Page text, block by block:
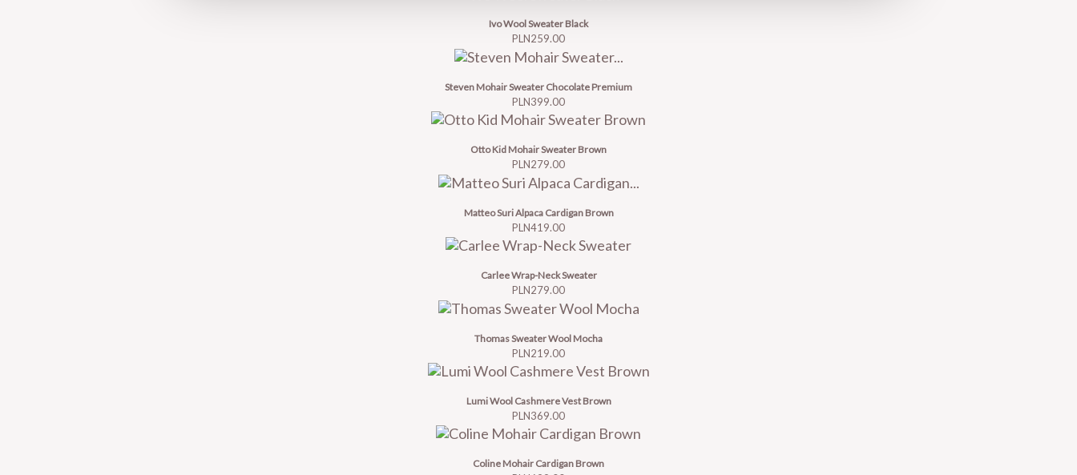
Ivo Wool Sweater Black
Price
PLN259.00
Steven Mohair Sweater Chocolate Premium
Price
PLN399.00
Otto Kid Mohair Sweater Brown
Price
PLN279.00
Matteo Suri Alpaca Cardigan Brown
Price
PLN419.00
Carlee Wrap-Neck Sweater
Price
PLN279.00
Thomas Sweater Wool Mocha
Price
PLN219.00
Lumi Wool Cashmere Vest Brown
Price
PLN369.00
Coline Mohair Cardigan Brown